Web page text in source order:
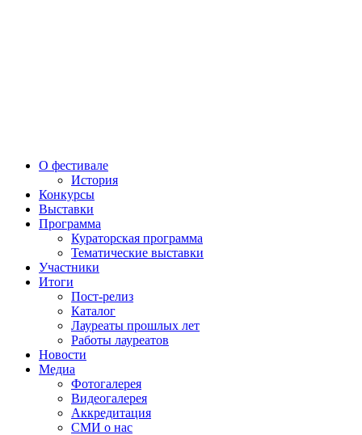
О фестивале
История
Конкурсы
Выставки
Программа
Кураторская программа
Тематические выставки
Участники
Итоги
Пост-релиз
Каталог
Лауреаты прошлых лет
Работы лауреатов
Новости
Медиа
Фотогалерея
Видеогалерея
Аккредитация
СМИ о нас